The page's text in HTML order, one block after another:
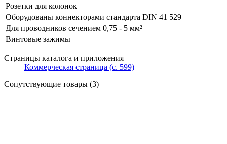
Розетки для колонок
Оборудованы коннекторами стандарта DIN 41 529
Для проводников сечением 0,75 - 5 мм²
Винтовые зажимы
Страницы каталога и приложения
Коммерческая страница (с. 599)
Сопутствующие товары (3)